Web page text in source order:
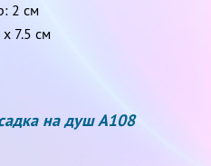
2 cм
7.5 cм
на душ А108